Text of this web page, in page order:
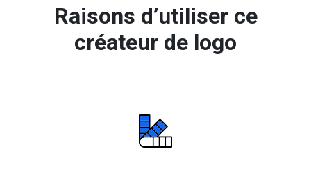
Raisons d’utiliser ce
créateur de logo